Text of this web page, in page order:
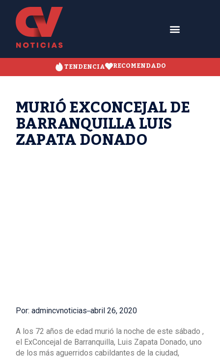
TENDENCIA RECOMENDADO
MURIÓ EXCONCEJAL DE
BARRANQUILLA LUIS
ZAPATA DONADO
Por: admincvnoticias abril 26, 2020
A los 72 años de edad murió la noche de este sábado ,
el ExConcejal de Barranquilla, Luis Zapata Donado, uno
de los más aguerridos cabildantes de la ciudad,